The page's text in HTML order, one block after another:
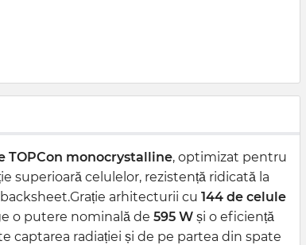
TOPCon monocrystalline, optimizat pentru
superioară celulelor, rezistență ridicată la
arhitecturii cu 144 de celule
o putere nominală de 595 W și o eficiență
captarea radiației și de pe partea din spate